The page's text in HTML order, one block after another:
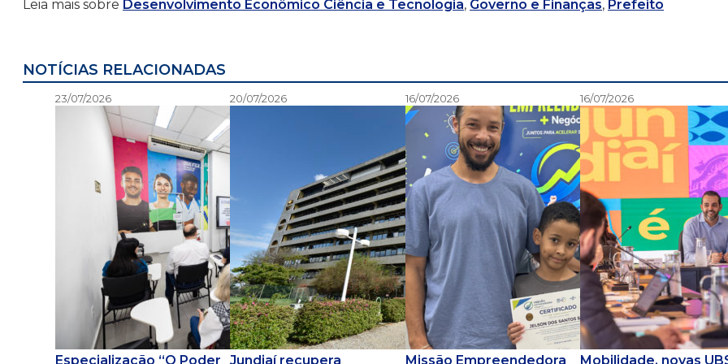
Leia mais sobre Desenvolvimento Econômico Ciência e Tecnologia, Governo e Finanças, Prefeito
NOTÍCIAS RELACIONADAS
23/07/2026
Especialização “O Poder
20/07/2026
Jundiaí recupera
16/07/2026
Missão Empreendedora
16/07/2026
Mobilidade, novas